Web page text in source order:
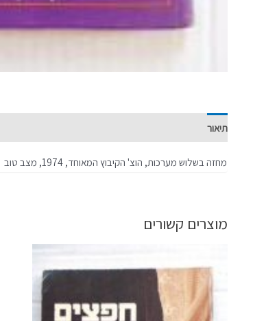
תיאור
מחזה בשלוש מערכות, הוצ' הקיבוץ המאוחד, 1974, מצב טוב
מוצרים קשורים